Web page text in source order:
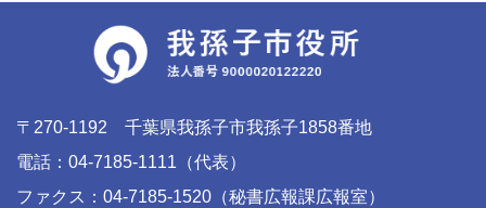
〒270-1192 千葉県我孫子市我孫子1858番地
電話：04-7185-1111（代表）
ファクス：04-7185-1520（秘書広報課広報室）